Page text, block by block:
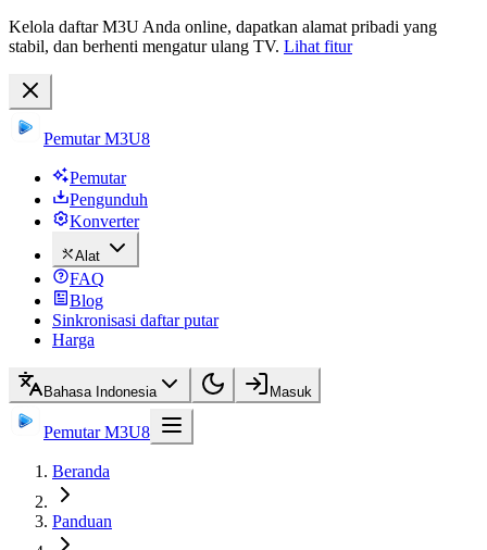
Kelola daftar M3U Anda online, dapatkan alamat pribadi yang
stabil, dan berhenti mengatur ulang TV. Lihat fitur
Pemutar M3U8
Pemutar
Pengunduh
Konverter
Alat
FAQ
Blog
Sinkronisasi daftar putar
Harga
Bahasa Indonesia Masuk
Pemutar M3U8
Beranda
Panduan